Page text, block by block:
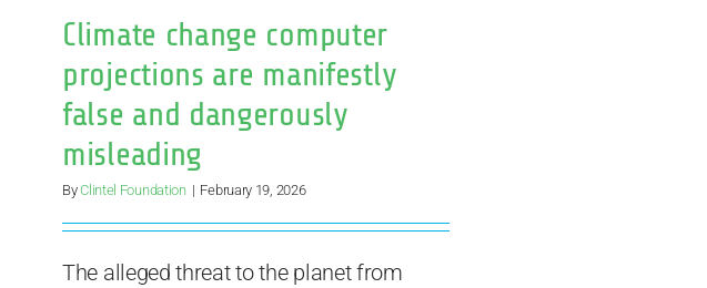
Climate change computer
projections are manifestly
false and dangerously
misleading
ByClintel Foundation | February 19, 2026
The alleged threat to the planet from